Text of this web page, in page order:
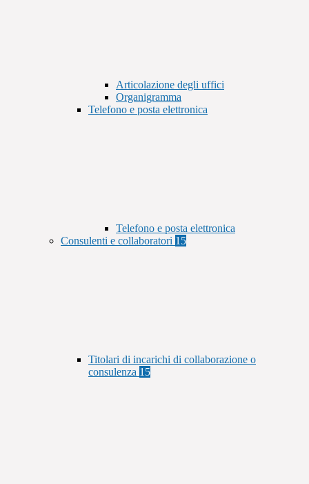
Articolazione degli uffici
Organigramma
Telefono e posta elettronica
Telefono e posta elettronica
Consulenti e collaboratori 15
Titolari di incarichi di collaborazione o
consulenza 15